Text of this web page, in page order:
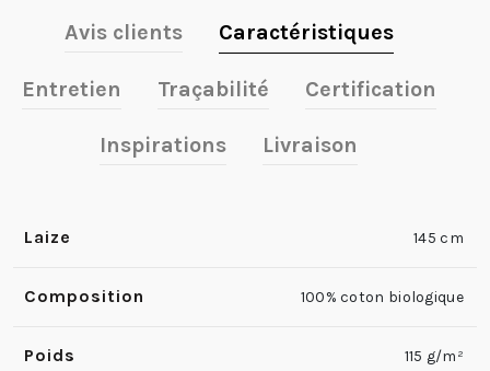
Avis clients Caractéristiques
Entretien Traçabilité Certification
Inspirations Livraison
Laize 145 cm
Composition 100% coton biologique
Poids 115 g/m²